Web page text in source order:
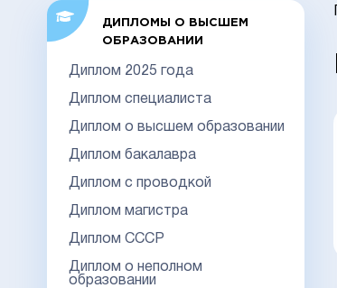
ДИПЛОМЫ О ВЫСШЕМ
ОБРАЗОВАНИИ
Диплом 2025 года
Диплом специалиста
Диплом о высшем образовании
Диплом бакалавра
Диплом с проводкой
Диплом магистра
Диплом СССР
Диплом о неполном
образовании